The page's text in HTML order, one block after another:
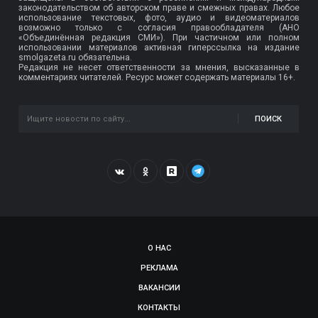
законодательством об авторском праве и смежных правах. Любое
использование текстовых, фото, аудио и видеоматериалов
возможно только с согласия правообладателя (АНО
«Объединённая редакция СМИ»). При частичном или полном
использовании материалов активная гиперссылка на издание
smolgazeta.ru обязательна.
Редакция не несет ответственности за мнения, высказанные в
комментариях читателей. Ресурс может содержать материалы 16+.
ПОИСК
О НАС
РЕКЛАМА
ВАКАНСИИ
КОНТАКТЫ